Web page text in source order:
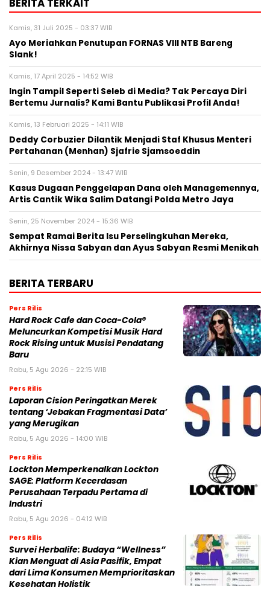
Kamis, 31 Juli 2025 - 03:37 WIB
Ayo Meriahkan Penutupan FORNAS VIII NTB Bareng
Slank!
Kamis, 17 April 2025 - 14:52 WIB
Ingin Tampil Seperti Seleb di Media? Tak Percaya Diri
Bertemu Jurnalis? Kami Bantu Publikasi Profil Anda!
Kamis, 13 Februari 2025 - 14:11 WIB
Deddy Corbuzier Dilantik Menjadi Staf Khusus Menteri
Pertahanan (Menhan) Sjafrie Sjamsoeddin
Senin, 9 Desember 2024 - 13:47 WIB
Kasus Dugaan Penggelapan Dana oleh Managemennya,
Artis Cantik Wika Salim Datangi Polda Metro Jaya
Senin, 25 November 2024 - 15:36 WIB
Sempat Ramai Berita Isu Perselingkuhan Mereka,
Akhirnya Nissa Sabyan dan Ayus Sabyan Resmi Menikah
BERITA TERBARU
Pers Rilis
Hard Rock Cafe dan Coca-Cola®
Meluncurkan Kompetisi Musik Hard
Rock Rising untuk Musisi Pendatang
Baru
Rabu, 5 Agu 2026 - 22:15 WIB
Pers Rilis
Laporan Cision Peringatkan Merek
tentang ‘Jebakan Fragmentasi Data’
yang Merugikan
Rabu, 5 Agu 2026 - 14:00 WIB
Pers Rilis
Lockton Memperkenalkan Lockton
SAGE: Platform Kecerdasan
Perusahaan Terpadu Pertama di
Industri
Rabu, 5 Agu 2026 - 04:12 WIB
Pers Rilis
Survei Herbalife: Budaya “Wellness”
Kian Menguat di Asia Pasifik, Empat
dari Lima Konsumen Memprioritaskan
Kesehatan Holistik